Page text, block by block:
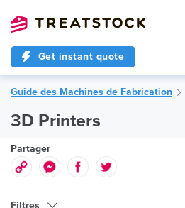
Get instant quote
Guide des Machines de Fabrication
3D Printers
Partager
Filtres